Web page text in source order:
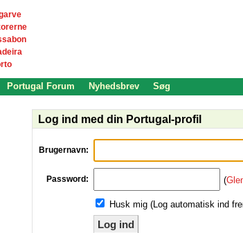
Portugal Forum Nyhedsbrev Søg
Log ind med din Portugal-profil
Brugernavn:
Password: (
Husk mig (Log automatisk ind
Log ind